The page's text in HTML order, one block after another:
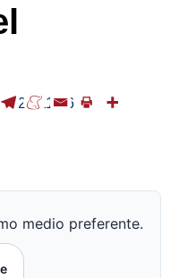
2022-11-16
medio preferente.